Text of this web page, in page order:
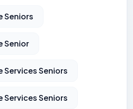
Seniors
Senior
Services Seniors
Services Seniors